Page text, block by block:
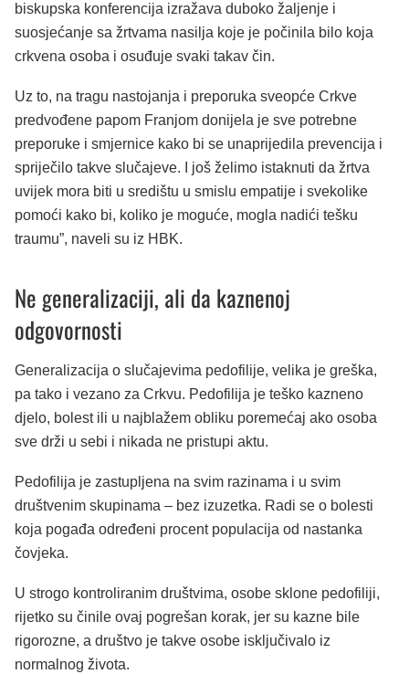
biskupska konferencija izražava duboko žaljenje i
suosjećanje sa žrtvama nasilja koje je počinila bilo koja
crkvena osoba i osuđuje svaki takav čin.
Uz to, na tragu nastojanja i preporuka sveopće Crkve
predvođene papom Franjom donijela je sve potrebne
preporuke i smjernice kako bi se unaprijedila prevencija i
spriječilo takve slučajeve. I još želimo istaknuti da žrtva
uvijek mora biti u središtu u smislu empatije i svekolike
pomoći kako bi, koliko je moguće, mogla nadići tešku
traumu”, naveli su iz HBK.
Ne generalizaciji, ali da kaznenoj
odgovornosti
Generalizacija o slučajevima pedofilije, velika je greška,
pa tako i vezano za Crkvu. Pedofilija je teško kazneno
djelo, bolest ili u najblažem obliku poremećaj ako osoba
sve drži u sebi i nikada ne pristupi aktu.
Pedofilija je zastupljena na svim razinama i u svim
društvenim skupinama – bez izuzetka. Radi se o bolesti
koja pogađa određeni procent populacija od nastanka
čovjeka.
U strogo kontroliranim društvima, osobe sklone pedofiliji,
rijetko su činile ovaj pogrešan korak, jer su kazne bile
rigorozne, a društvo je takve osobe isključivalo iz
normalnog života.